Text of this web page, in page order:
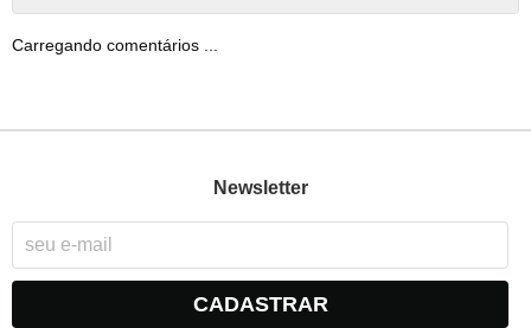
Carregando comentários ...
Newsletter
CADASTRAR